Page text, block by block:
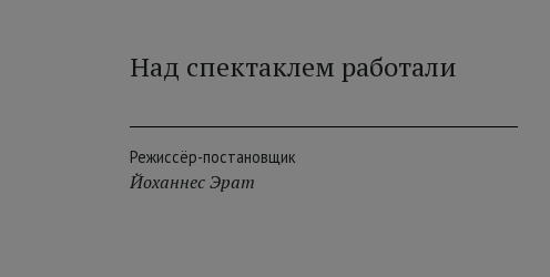
Над спектаклем работали
Режиссёр-постановщик
Йоханнес Эрат